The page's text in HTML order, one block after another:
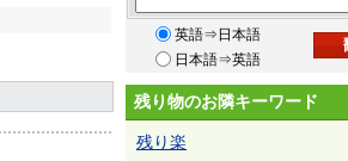
英語⇒日本語
日本語⇒英語
残り物のお隣キーワード
残り楽